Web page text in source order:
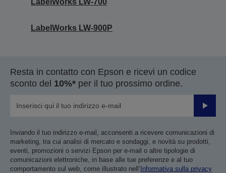
LabelWorks LW-900P
Resta in contatto con Epson e ricevi un codice
sconto del 10%* per il tuo prossimo ordine.
Invia
Inviando il tuo indirizzo e-mail, acconsenti a ricevere comunicazioni di
marketing, tra cui analisi di mercato e sondaggi, e novità su prodotti,
eventi, promozioni o servizi Epson per e-mail o altre tipologie di
comunicazioni elettroniche, in base alle tue preferenze e al tuo
comportamento sul web, come illustrato nell’ Informativa sulla privacy